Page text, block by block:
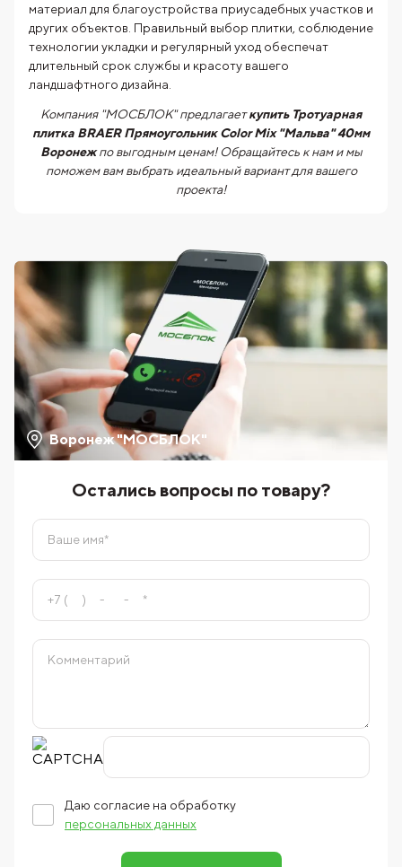
материал для благоустройства приусадебных участков и
других объектов. Правильный выбор плитки, соблюдение
технологии укладки и регулярный уход обеспечат
длительный срок службы и красоту вашего
ландшафтного дизайна.
Компания "МОСБЛОК" предлагаеткупить Тротуарная
плитка BRAER Прямоугольник Color Mix "Мальва" 40мм
Воронежпо выгодным ценам! Обращайтесь к нам и мы
поможем вам выбрать идеальный вариант для вашего
проекта!
Воронеж "МОСБЛОК"
Остались вопросы по товару?
Даю согласие на обработку
персональных данных